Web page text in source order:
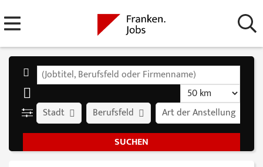
Stadt Art der Anstellung
Berufsfeld